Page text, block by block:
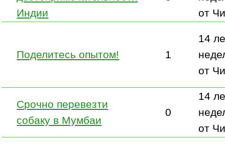
Индии
от
Поделитесь опытом! 1
14
от
Срочно перевезти
собаку в Мумбаи
0
14
от